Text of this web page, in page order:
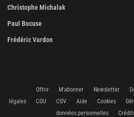
Christophe Michalak
Paul Bocuse
Frédéric Vardon
Offrir M'abonner Newsletter
légales
CGU CGV Aide Cookies
données personnelles